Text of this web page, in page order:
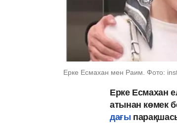
Ерке Есмахан мен Раим. Фото:
Ерке Есмахан
атынан көмек
дағы